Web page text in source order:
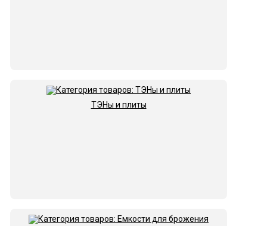
ТЭНы и плиты